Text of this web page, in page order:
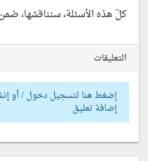
كلّ هذه الأسئلة، سنناقشها،
التعليقات
إضغط هنا لتسجيل دخول / أو
إضافة تعليق